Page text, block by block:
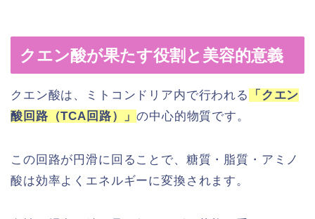
クエン酸が果たす役割と美容的意義
クエン酸は、ミトコンドリア内で行われる
「クエン
酸回路（TCA回路）」の中心的物質です。
この回路が円滑に回ることで、糖質・脂質・アミノ
酸は効率よくエネルギーに変換されます。